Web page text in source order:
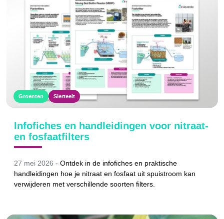
Groenten Sierteelt
Infofiches en handleidingen voor nitraat-
en fosfaatfilters
27 mei 2026 - Ontdek in de infofiches en praktische
handleidingen hoe je nitraat en fosfaat uit spuistroom kan
verwijderen met verschillende soorten filters.